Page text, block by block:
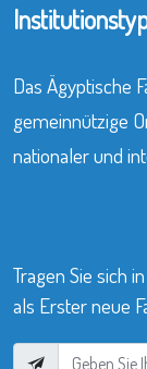
Das Ägyptische
gemeinnützige
nationaler und
Tragen Sie sich
als Erster neue